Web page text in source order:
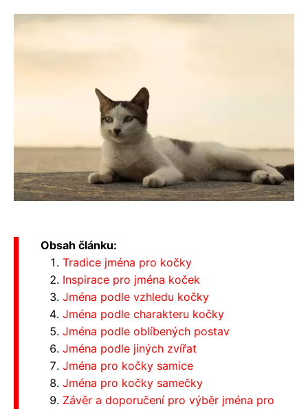
Obsah článku:
Tradice jména pro kočky
Inspirace pro jména koček
Jména podle vzhledu kočky
Jména podle charakteru kočky
Jména podle oblíbených postav
Jména podle jiných zvířat
Jména pro kočky samice
Jména pro kočky samečky
Závěr a doporučení pro výběr jména pro